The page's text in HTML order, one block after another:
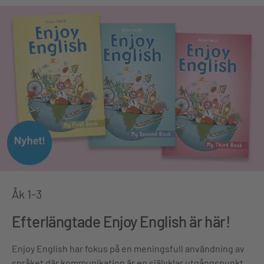
Åk 1-3
Efterlängtade Enjoy English är här!
Enjoy English har fokus på en meningsfull användning av